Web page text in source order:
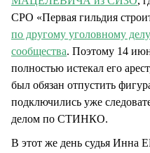
СРО «Первая гильдия
по другому уголовному
сообщества. Поэтому 14
полностью истекал его
был обязан отпустить
подключились уже
делом по СТИНКО.
В этот же день судья